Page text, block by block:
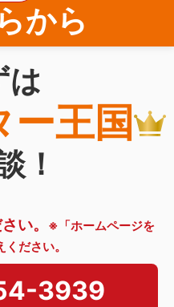
から
は
王国
！
い。
※「ホームページを
ださい。
3939